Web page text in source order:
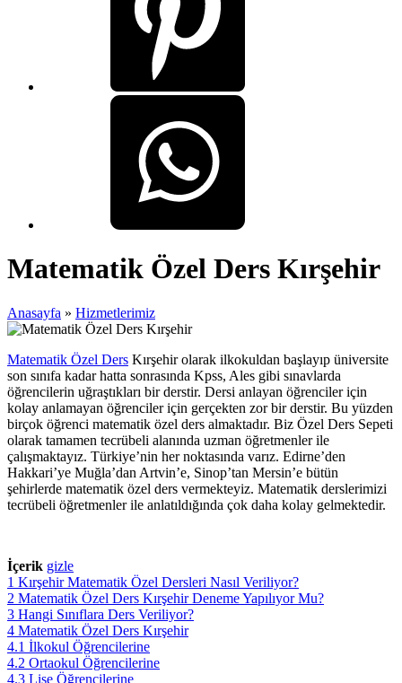
Matematik Özel Ders Kırşehir
Anasayfa » Hizmetlerimiz
Matematik Özel Ders Kırşehir olarak ilkokuldan başlayıp üniversite
son sınıfa kadar hatta sonrasında Kpss, Ales gibi sınavlarda
öğrencilerin uğraştıkları bir derstir. Dersi anlayan öğrenciler için
kolay anlamayan öğrenciler için gerçekten zor bir derstir. Bu yüzden
birçok öğrenci matematik özel ders almaktadır. Biz Özel Ders Sepeti
olarak tamamen tecrübeli alanında uzman öğretmenler ile
çalışmaktayız. Türkiye’nin her noktasında varız. Edirne’den
Hakkari’ye Muğla’dan Artvin’e, Sinop’tan Mersin’e bütün
şehirlerde matematik özel ders vermekteyiz. Matematik derslerimizi
tecrübeli öğretmenler ile anlatıldığında çok daha kolay gelmektedir.
İçerik gizle
1 Kırşehir Matematik Özel Dersleri Nasıl Veriliyor?
2 Matematik Özel Ders Kırşehir Deneme Yapılıyor Mu?
3 Hangi Sınıflara Ders Veriliyor?
4 Matematik Özel Ders Kırşehir
4.1 İlkokul Öğrencilerine
4.2 Ortaokul Öğrencilerine
4.3 Lise Öğrencilerine